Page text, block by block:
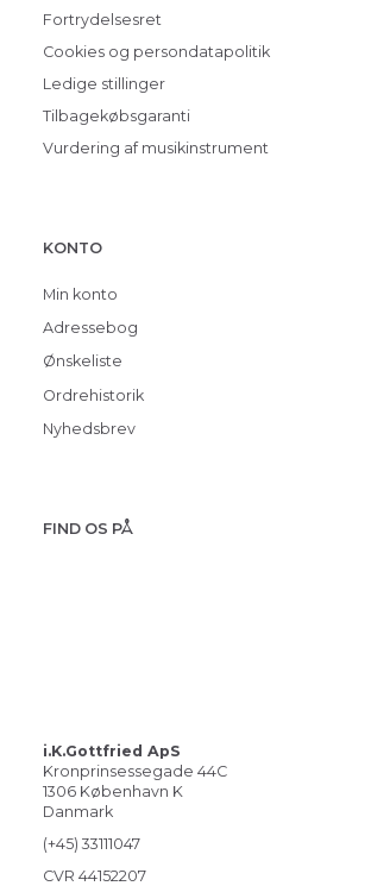
Fortrydelsesret
Cookies og persondatapolitik
Ledige stillinger
Tilbagekøbsgaranti
Vurdering af musikinstrument
KONTO
Min konto
Adressebog
Ønskeliste
Ordrehistorik
Nyhedsbrev
FIND OS PÅ
i.K.Gottfried ApS
Kronprinsessegade 44C
1306 København K
Danmark
(+45) 33111047
CVR 44152207